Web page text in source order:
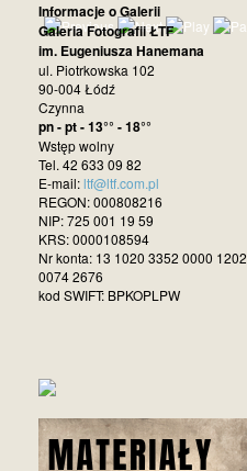
Informacje o Galerii
Galeria Fotografii ŁTF
im. Eugeniusza Hanemana
ul. Piotrkowska 102
90-004 Łódź
Czynna
pn - pt - 13°° - 18°°
Wstęp wolny
Tel. 42 633 09 82
E-mail:ltf@ltf.com.pl
REGON: 000808216
NIP: 725 001 19 59
KRS: 0000108594
Nr konta: 13 1020 3352 0000 1202
0074 2676
kod SWIFT: BPKOPLPW